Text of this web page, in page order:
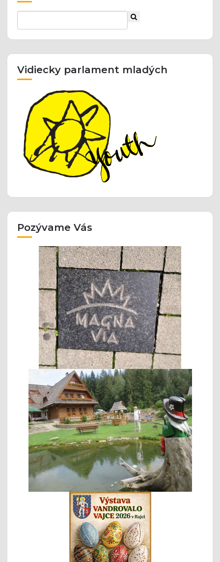
Vidiecky parlament mladých
Pozývame Vás